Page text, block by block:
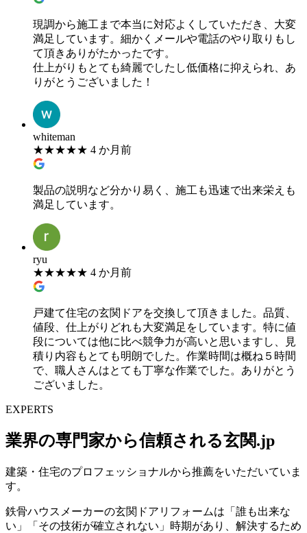
現調から施工まで本当に対応よくしていただき、大変
満足しています。細かくメールや電話のやり取りもし
て頂きありがたかったです。
仕上がりもとても綺麗でしたし低価格に抑えられ、あ
りがとうございました！
whiteman
★★★★★ 4 か月前
製品の説明など分かり易く、施工も迅速で出来栄えも
満足しています。
ryu
★★★★★ 4 か月前
戸建て住宅の玄関ドアを交換して頂きました。品質、
値段、仕上がりどれも大変満足をしています。特に値
段については他に比べ競争力が高いと思いますし、見
積り内容もとても明朗でした。作業時間は概ね５時間
で、職人さんはとても丁寧な作業でした。ありがとう
ございました。
EXPERTS
業界の専門家から信頼される玄関.jp
建築・住宅のプロフェッショナルから推薦をいただいていま
す。
鉄骨ハウスメーカーの玄関ドアリフォームは「誰も出来な
い」「その技術が確立されない」時期があり、解決するため